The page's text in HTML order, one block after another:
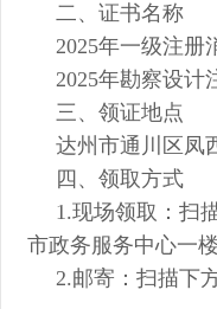
二、证书名称
2025年一级注册
2025年勘察设计
三、领证地点
达州市通川区凤
四、领取方式
1.现场领取：扫
市政务服务中心一
2.邮寄：扫描下